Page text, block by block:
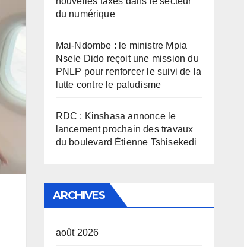
du numérique
Mai-Ndombe : le ministre Mpia
Nsele Dido reçoit une mission du
PNLP pour renforcer le suivi de la
lutte contre le paludisme
RDC : Kinshasa annonce le
lancement prochain des travaux
du boulevard Étienne Tshisekedi
ARCHIVES
août 2026